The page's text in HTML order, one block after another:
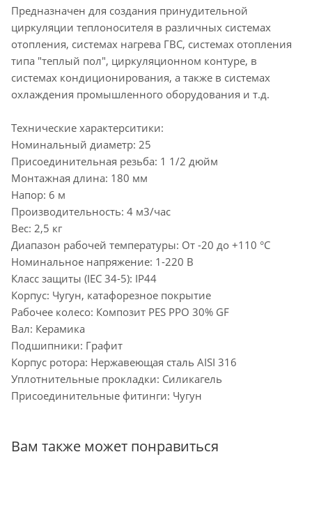
Предназначен для создания принудительной
циркуляции теплоносителя в различных системах
отопления, системах нагрева ГВС, системах отопления
типа "теплый пол", циркуляционном контуре, в
системах кондиционирования, а также в системах
охлаждения промышленного оборудования и т.д.
Технические характерситики:
Номинальный диаметр: 25
Присоединительная резьба: 1 1/2 дюйм
Монтажная длина: 180 мм
Напор: 6 м
Производительность: 4 м3/час
Вес: 2,5 кг
Диапазон рабочей температуры: От -20 до +110 °C
Номинальное напряжение: 1-220 В
Класс защиты (IEC 34-5): IP44
Корпус: Чугун, катафорезное покрытие
Рабочее колесо: Композит PES PPO 30% GF
Вал: Керамика
Подшипники: Графит
Корпус ротора: Нержавеющая сталь AISI 316
Уплотнительные прокладки: Силикагель
Присоединительные фитинги: Чугун
Вам также может понравиться